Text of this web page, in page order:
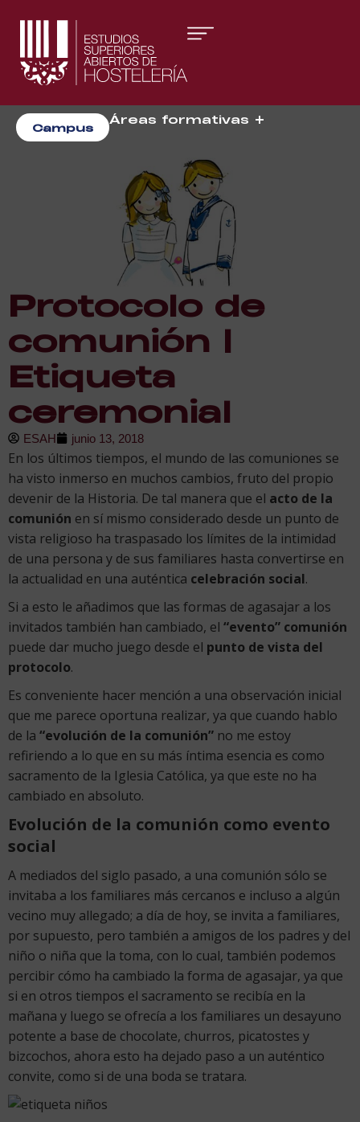
Campus
Áreas formativas
Protocolo de
comunión |
Etiqueta
ceremonial
ESAH junio 13, 2018
En los últimos tiempos, el mundo de las comuniones se
ha visto inmerso en muchos cambios, fruto del propio
devenir de la Historia. De tal manera que el acto de la
comunión en sí mismo considerado desde un punto de
vista religioso ha traspasado los límites de la intimidad
de una persona y de sus familiares hasta convertirse en
la actualidad en una auténtica celebración social.
Si a esto le añadimos que las formas de agasajar a los
invitados también han cambiado, el “evento” comunión
puede dar mucho juego desde el punto de vista del
protocolo.
Es conveniente hacer mención a una observación inicial
que me parece oportuna realizar, ya que cuando hablo
de la “evolución de la comunión” no me estoy
refiriendo a lo que en su más íntima esencia es como
sacramento de la Iglesia Católica, ya que este no ha
cambiado en absoluto.
Evolución de la comunión como evento
social
A mediados del siglo pasado, a una comunión sólo se
invitaba a los familiares más cercanos e incluso a algún
vecino muy allegado; a día de hoy, se invita a familiares,
por supuesto, pero también a amigos de los padres y del
niño o niña que la toma, con lo cual, también podemos
percibir cómo ha cambiado la forma de agasajar, ya que
si en otros tiempos el sacramento se recibía en la
mañana y luego se ofrecía a los familiares un desayuno
potente a base de chocolate, churros, picatostes y
bizcochos, ahora esto ha dejado paso a un auténtico
convite, como si de una boda se tratara.